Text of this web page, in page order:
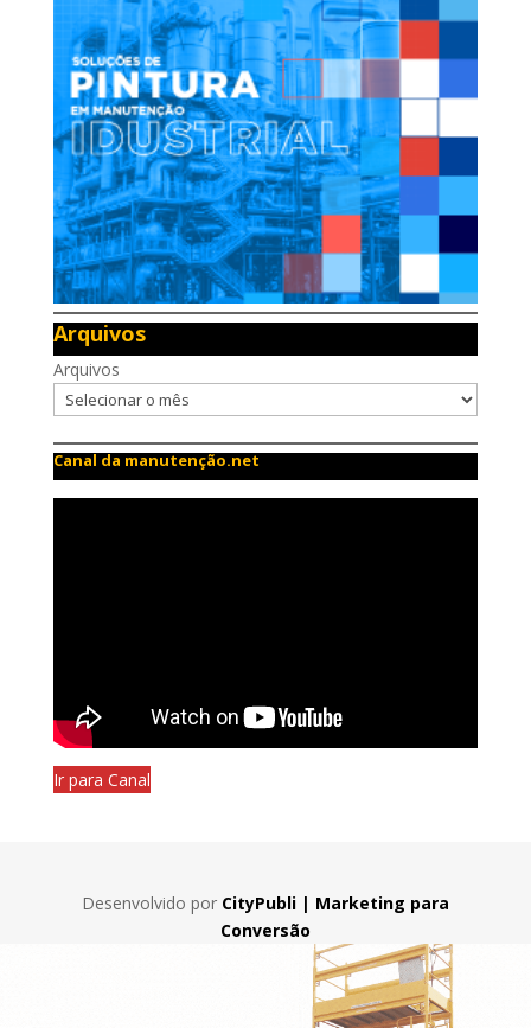
Arquivos
Arquivos
Canal da manutenção.net
Ir para Canal
Desenvolvido por CityPubli | Marketing para
Conversão